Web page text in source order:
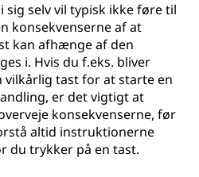
sig selv vil typisk ikke føre til
konsekvenserne af at
kan afhænge af den
i. Hvis du f.eks. bliver
vilkårlig tast for at starte en
er det vigtigt at
konsekvenserne, før
altid instruktionerne
du trykker på en tast.